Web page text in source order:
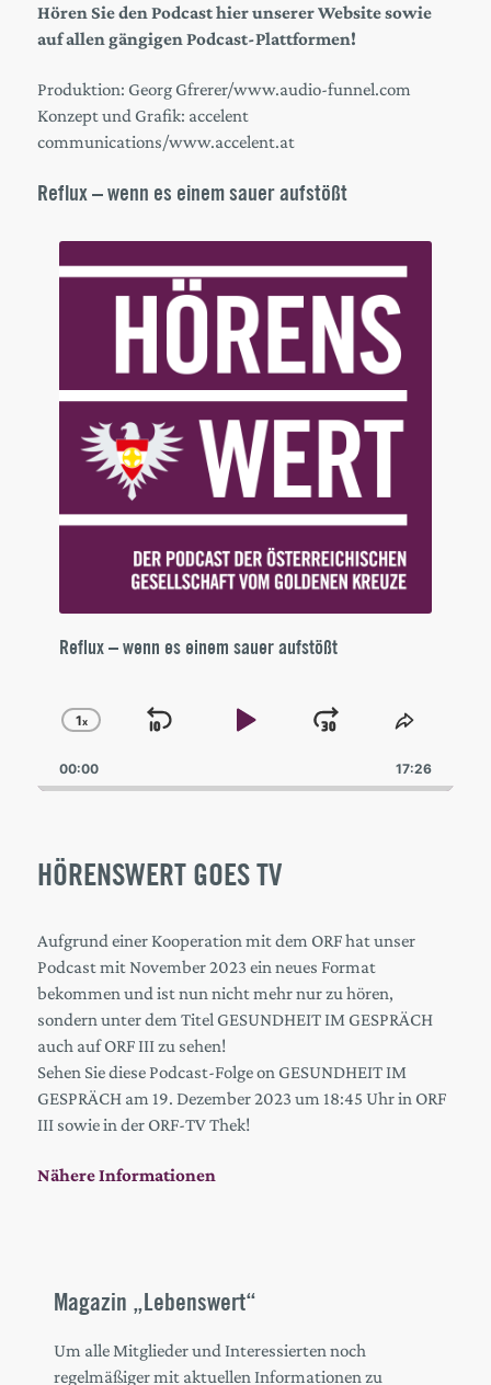
Hören Sie den Podcast hier unserer Websitesowie
auf allen gängigen Podcast-Plattformen!
Produktion: Georg Gfrerer/www.audio-funnel.com
Konzept und Grafik: accelent
communications/www.accelent.at
Reflux – wenn es einem sauer aufstößt
Player
Reflux – wenn es einem sauer aufstößt
Change
Rate
1x
Skip
Play
Jump
Forward
Share
Episode
00:00 17:26
HÖRENSWERT GOES TV
Aufgrund einer Kooperation mit dem ORF hat unser
Podcast mit November 2023 ein neues Format
bekommen und ist nun nicht mehr nur zu hören,
sondern unter dem Titel GESUNDHEIT IM GESPRÄCH
auch auf ORF III zu sehen!
Sehen Sie diese Podcast-Folge on GESUNDHEIT IM
GESPRÄCH am 19. Dezember 2023 um 18:45 Uhr in ORF
III sowie in der ORF-TV Thek!
Nähere Informationen
Magazin „Lebenswert“
Um alle Mitglieder und Interessierten noch
regelmäßiger mit aktuellen Informationen zu